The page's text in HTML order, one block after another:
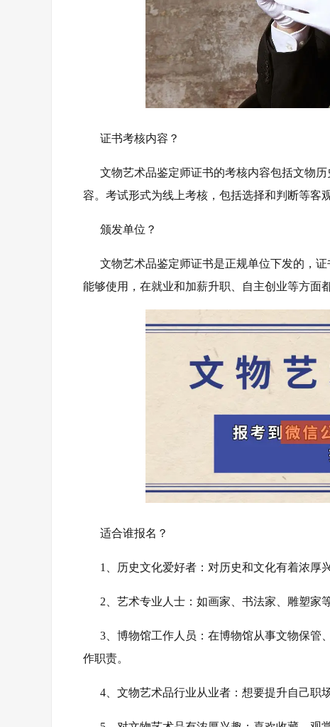
证书考核内容？
文物艺术品鉴定师证书的考核内容包括文物
容。考试形式为线上考核，包括选择和判断等客
颁发单位？
文物艺术品鉴定师证书是正规单位下发的，
能够使用，在就业和加薪升职、自主创业等方面
适合谁报名？
1、‌历史文化爱好者‌：对历史和文化有着浓厚
2、‌艺术专业人士‌：如画家、书法家、雕塑家
3、‌博物馆工作人员‌：在博物馆从事文物保管
作职责‌。
4、‌文物艺术品行业从业者‌：想要提升自己职